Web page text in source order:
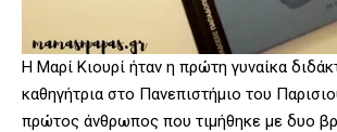
Η Μαρί Κιουρί ήταν η πρώτη γυναίκα
καθηγήτρια στο Πανεπιστήμιο του
πρώτος άνθρωπος που τιμήθηκε με δυο